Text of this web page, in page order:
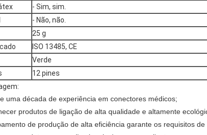
- Sim, sim.
- Não, não.
25 g
ISO 13485, CE
Verde
12 pines
uma década de experiência em conectores médicos;
produtos de ligação de alta qualidade e altamente
de produção de alta eficiência garante os requisitos